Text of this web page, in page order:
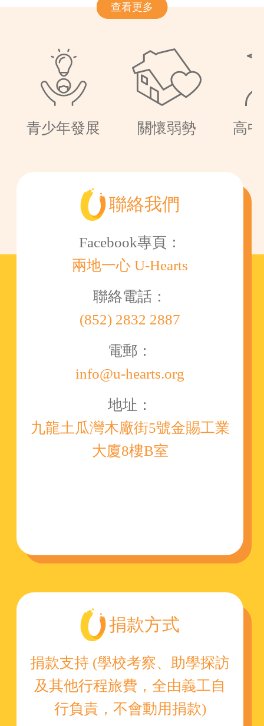
查看更多
青少年發展 關懷弱勢 高
聯絡我們
Facebook專頁：
兩地一心 U-Hearts
聯絡電話：
(852) 2832 2887
電郵：
info@u-hearts.org
地址：
九龍土瓜灣木廠街5號金賜工業
大廈8樓B室
捐款方式
捐款支持 (學校考察、助學探訪
及其他行程旅費，全由義工自
行負責，不會動用捐款)